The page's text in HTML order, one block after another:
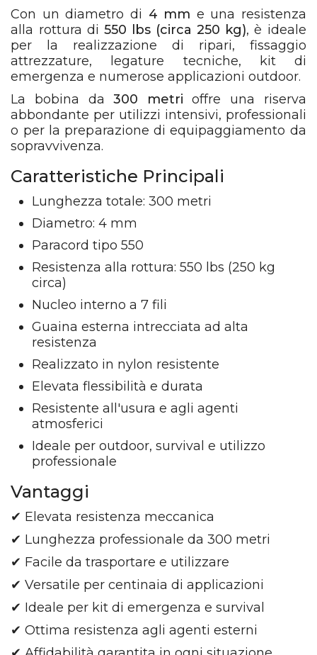
Con un diametro di 4 mm e una resistenza
alla rottura di 550 lbs (circa 250 kg), è ideale
per la realizzazione di ripari, fissaggio
attrezzature, legature tecniche, kit di
emergenza e numerose applicazioni outdoor.
La bobina da300 metri offre una riserva
abbondante per utilizzi intensivi, professionali
o per la preparazione di equipaggiamento da
sopravvivenza.
Caratteristiche Principali
Lunghezza totale: 300 metri
Diametro: 4 mm
Paracord tipo 550
Resistenza alla rottura: 550 lbs (250 kg
circa)
Nucleo interno a 7 fili
Guaina esterna intrecciata ad alta
resistenza
Realizzato in nylon resistente
Elevata flessibilità e durata
Resistente all'usura e agli agenti
atmosferici
Ideale per outdoor, survival e utilizzo
professionale
Vantaggi
✔ Elevata resistenza meccanica
✔ Lunghezza professionale da 300 metri
✔ Facile da trasportare e utilizzare
✔ Versatile per centinaia di applicazioni
✔ Ideale per kit di emergenza e survival
✔ Ottima resistenza agli agenti esterni